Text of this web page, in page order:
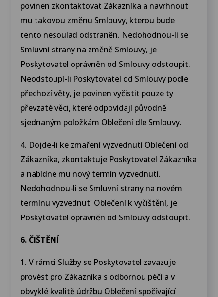
povinen zkontaktovat Zákazníka a navrhnout
mu takovou změnu Smlouvy, kterou bude
tento nesoulad odstraněn. Nedohodnou-li se
Smluvní strany na změně Smlouvy, je
Poskytovatel oprávněn od Smlouvy odstoupit.
Neodstoupí-li Poskytovatel od Smlouvy podle
přechozí věty, je povinen vyčistit pouze ty
převzaté věci, které odpovídají původně
sjednaným položkám Oblečení dle Smlouvy.
4. Dojde-li ke zmaření vyzvednutí Oblečení od
Zákazníka, zkontaktuje Poskytovatel Zákazníka
a nabídne mu nový termín vyzvednutí.
Nedohodnou-li se Smluvní strany na novém
termínu vyzvednutí Oblečení k vyčištění, je
Poskytovatel oprávněn od Smlouvy odstoupit.
6. ČIŠTĚNÍ
1. V rámci Služby se Poskytovatel zavazuje
provést pro Zákazníka s odbornou péčí a v
obvyklé kvalitě údržbu Oblečení spočívající